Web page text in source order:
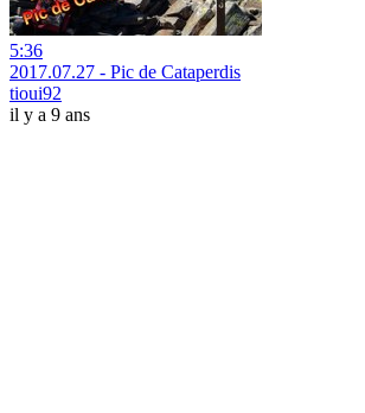
5:36
2017.07.27 - Pic de Cataperdis
tioui92
il y a 9 ans